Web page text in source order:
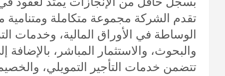
تقدم الشركة مجموعة متكاملة ومتنامية
الوساطة في الأوراق المالية، وخدمات
والبحوث، والاستثمار المباشر،
تتضمن خدمات التأجير التمويلي،